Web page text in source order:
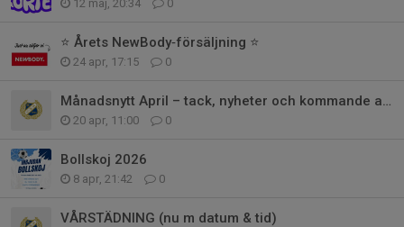
12 maj, 20:34 0
⭐ Årets NewBody‑försäljning ⭐
24 apr, 17:15 0
Månadsnytt April – tack, nyheter och kommande aktiviteter
20 apr, 11:00 0
Bollskoj 2026
8 apr, 21:42 0
VÅRSTÄDNING (nu m datum & tid)